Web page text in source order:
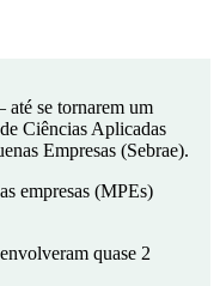
até se tornarem um
Ciências Aplicadas
Empresas (Sebrae).
empresas (MPEs)
quase 2